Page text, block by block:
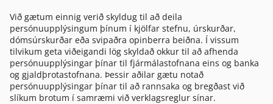
Við gætum einnig verið skyldug til að deila
persónuupplýsingum þínum í kjölfar stefnu, úrskurðar,
dómsúrskurðar eða svipaðra opinberra beiðna. Í vissum
tilvikum geta viðeigandi lög skyldað okkur til að afhenda
persónuupplýsingar þínar til fjármálastofnana eins og banka
og gjaldþrotastofnana. Þessir aðilar gætu notað
persónuupplýsingar þínar til að rannsaka og bregðast við
slíkum brotum í samræmi við verklagsreglur sínar.